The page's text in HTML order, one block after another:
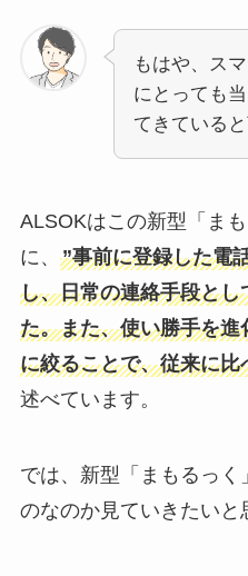
もはや、ス
にとっても
てきていると
ALSOKはこの新型「ま
に、 ”事前に登録した電
し、日常の連絡手段と
た。また、使い勝手を
に絞ることで、従来に
述べています。
では、新型「まもるっく
のなのか見ていきたいと